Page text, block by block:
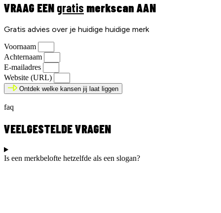
VRAAG EEN gratis merkscan AAN
Gratis advies over je huidige huidige merk
Voornaam
Achternaam
E-mailadres
Website (URL)
Ontdek welke kansen jij laat liggen
faq
VEELGESTELDE VRAGEN
Is een merkbelofte hetzelfde als een slogan?